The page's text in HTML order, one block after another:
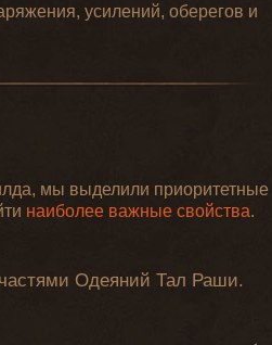
усилений, оберегов и
мы выделили приоритетные
наиболее важные свойства.
частями Одеяний Тал Раши.